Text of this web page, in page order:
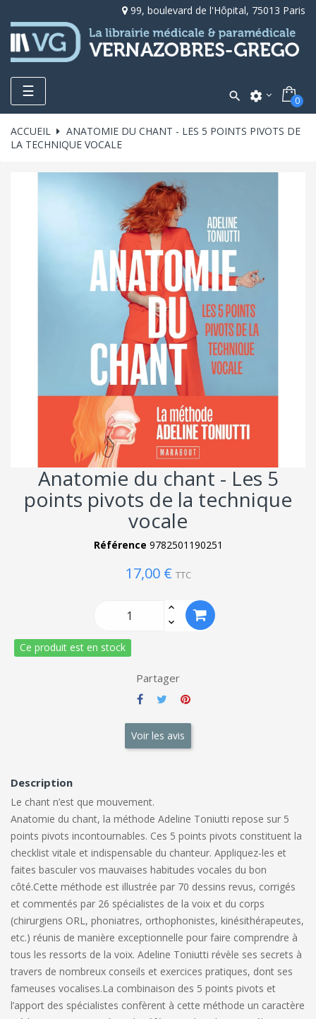
99, boulevard de l'Hôpital, 75013 Paris
Toggle
navigation
☰  settings 0
ACCUEIL
ANATOMIE DU CHANT - LES 5 POINTS PIVOTS DE
LA TECHNIQUE VOCALE
Anatomie du chant - Les 5
points pivots de la technique
vocale
Référence 9782501190251
17,00 € TTC
Ce produit est en stock
Partager
Voir les avis
Description
Le chant n’est que mouvement.
Anatomie du chant, la méthode Adeline Toniutti repose sur 5
points pivots incontournables. Ces 5 points pivots constituent la
checklist vitale et indispensable du chanteur. Appliquez-les et
faites basculer vos mauvaises habitudes vocales du bon
côté.Cette méthode est illustrée par 70 dessins revus, corrigés
et commentés par 26 spécialistes de la voix et du corps
(chirurgiens ORL, phoniatres, orthophonistes, kinésithérapeutes,
etc.) réunis de manière exceptionnelle pour faire comprendre à
tous les ressorts de la voix. Adeline Toniutti révèle ses secrets à
travers de nombreux conseils et exercices pratiques, dont ses
fameuses vocalises.La combinaison des 5 points pivots et
l’apport des spécialistes confèrent à cette méthode un caractère